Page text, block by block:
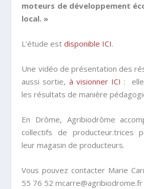
moteurs de développement
local. »
L’étude estdisponible ICI.
Une vidéo de présentation des
aussi sortie, à visionner ICI :
les résultats de manière
En Drôme, Agribiodrôme
collectifs de producteur.trices
leur magasin de producteurs.
Vous pouvez contacter Marie
55 76 52 mcarre@agribiodrome.fr